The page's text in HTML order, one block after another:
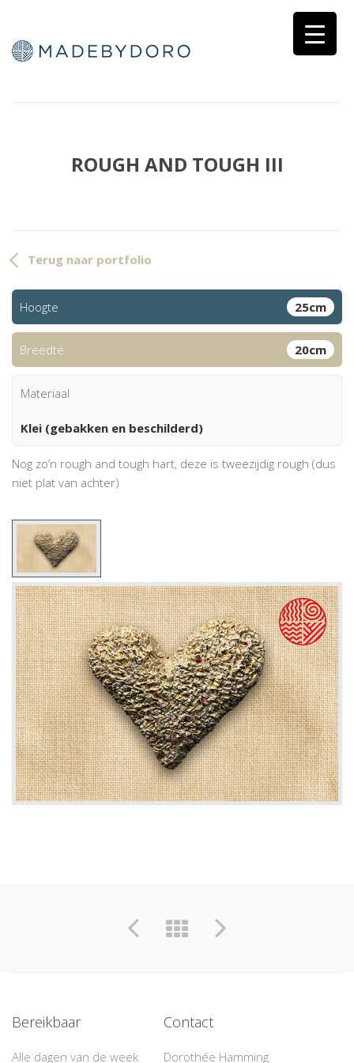
ROUGH AND TOUGH III
Terug naar portfolio
Hoogte 25cm
Breedte 20cm
Materiaal
Klei (gebakken en beschilderd)
Nog zo’n rough and tough hart, deze is tweezijdig rough (dus
niet plat van achter)
Bereikbaar
Alle dagen van de week
Contact
Dorothée Hamming